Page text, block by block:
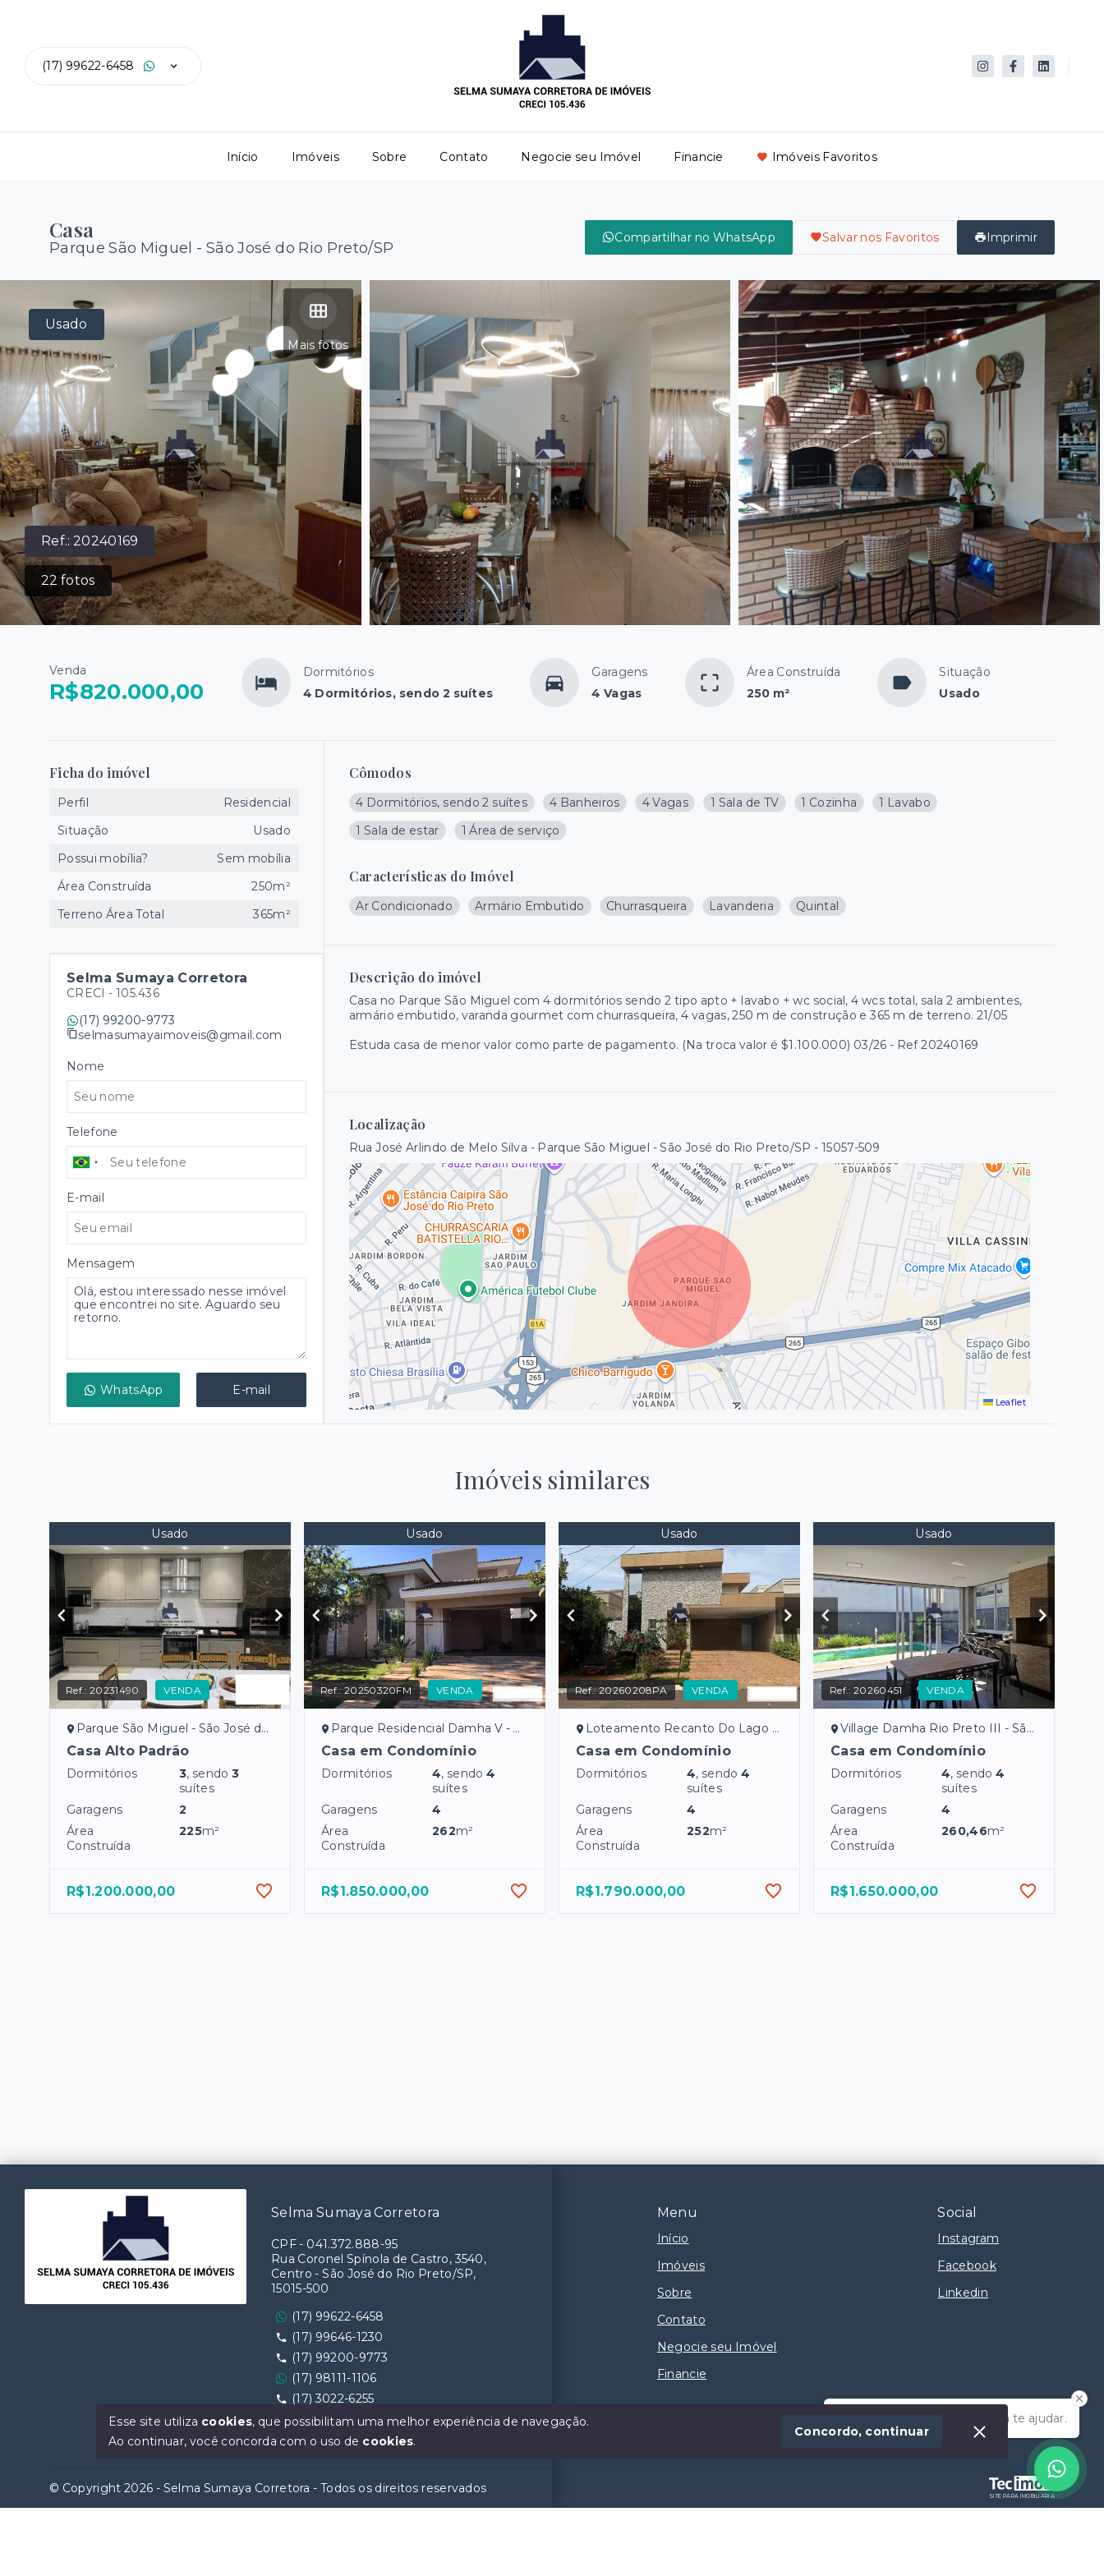
(17) 99622-6458
Início Imóveis Sobre Contato Negocie seu Imóvel Financie Imóveis Favoritos
Casa
Parque São Miguel - São José do Rio Preto/SP
Compartilhar no WhatsApp Salvar nos Favoritos Imprimir
Ref.: 20240169
22 fotos
Mais fotos
Usado
Venda
R$820.000,00
Dormitórios
4 Dormitórios, sendo 2 suítes
Garagens
4 Vagas
Área Construída
250 m²
Situação
Usado
Cômodos
4 Dormitórios, sendo 2 suítes 4 Banheiros 4 Vagas 1 Sala de TV 1 Cozinha
1 Lavabo
1 Sala de estar
1 Área de serviço
Características do Imóvel
Ar Condicionado Armário Embutido Churrasqueira Lavanderia Quintal
Descrição do imóvel
Casa no Parque São Miguel com 4 dormitórios sendo 2 tipo apto + lavabo + wc social, 4 wcs total, sala 2 ambientes,
armário embutido, varanda gourmet com churrasqueira, 4 vagas, 250 m de construção e 365 m de terreno. 21/05
Estuda casa de menor valor como parte de pagamento. (Na troca valor é $1.100.000) 03/26 - Ref 20240169
Localização
Rua José Arlindo de Melo Silva - Parque São Miguel - São José do Rio Preto/SP - 15057-509
Leaflet
Ficha do imóvel
Perfil
Residencial
Situação
Usado
Possui mobília?
Sem mobília
Área Construída
250m²
Terreno Área Total
365m²
Selma Sumaya Corretora
CRECI - 105.436
(17) 99200-9773
selmasumayaimoveis@gmail.com
Nome
Telefone
E-mail
Mensagem
WhatsApp E-mail
Imóveis similares
Usado
Ref.:20231490 VENDA
Parque São Miguel - São José do Rio Preto/SP
Casa Alto Padrão
Dormitórios 3, sendo3
suítes
Garagens
2
Área
Construída
225m²
R$1.200.000,00
Usado
Ref.:20250320FM VENDA
Parque Residencial Damha V - São José do Rio Preto/SP
Casa em Condomínio
Dormitórios 4, sendo4
suítes
Garagens
4
Área
Construída
262m²
R$1.850.000,00
Usado
Ref.:20260208PA VENDA
Loteamento Recanto Do Lago - São José do Rio Preto/SP
Casa em Condomínio
Dormitórios 4, sendo4
suítes
Garagens
4
Área
Construída
252m²
R$1.790.000,00
Usado
Ref.:20260451 VENDA
Village Damha Rio Preto III - São José do Rio Preto/SP
Casa em Condomínio
Dormitórios 4, sendo4
suítes
Garagens
4
Área
Construída
260,46m²
R$1.650.000,00
Olá! Estamos disponíveis para te ajudar.
Menu
Início
Imóveis
Sobre
Contato
Negocie seu Imóvel
Financie
Social
Instagram
Facebook
Linkedin
SITE PARA IMOBILIARIA
Selma Sumaya Corretora
CPF- 041.372.888-95
Rua Coronel Spínola de Castro, 3540,
Centro - São José do Rio Preto/SP,
15015-500
(17) 99622-6458
(17) 99646-1230
(17) 99200-9773
(17) 98111-1106
(17) 3022-6255
Ver e-mail
© Copyright 2026 - Selma Sumaya Corretora - Todos os direitos reservados
Esse site utiliza cookies, que possibilitam uma melhor experiência de navegação.
Ao continuar, você concorda com o uso de cookies.
Concordo, continuar